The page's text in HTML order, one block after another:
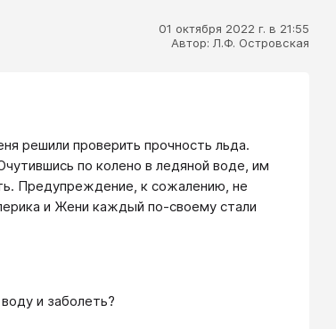
01 октября 2022 г. в 21:55
Автор: Л.Ф. Островская
решили проверить прочность льда.
по колено в ледяной воде, им
Предупреждение, к сожалению, не
и Жени каждый по-своему стали
и заболеть?